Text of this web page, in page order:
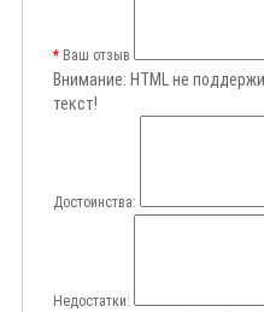
Ваш отзыв
Внимание: HTML не
текст!
Достоинства:
Недостатки: